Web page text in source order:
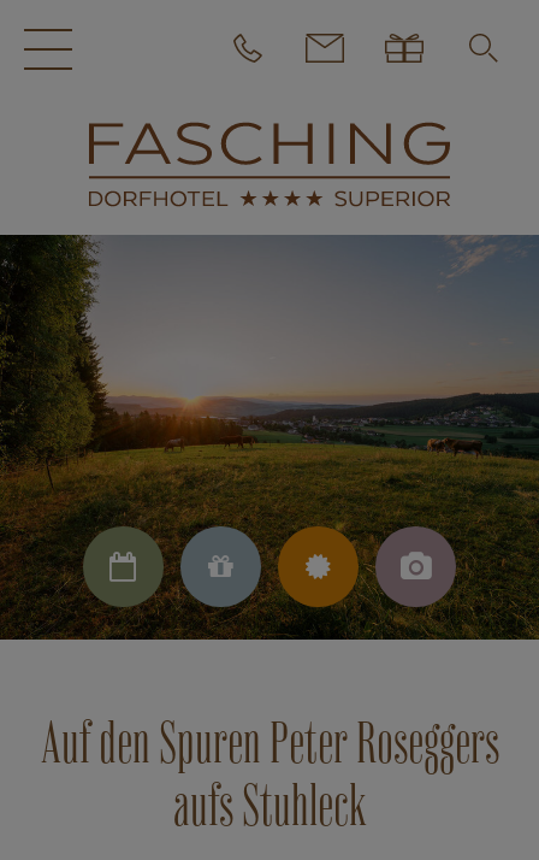
   
Auf den Spuren Peter Roseggers
aufs Stuhleck